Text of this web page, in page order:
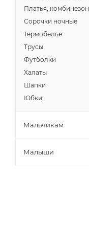
Платья, комбинезон
Сорочки ночные
Термобелье
Трусы
Футболки
Халаты
Шапки
Юбки
Мальчикам
Малыши